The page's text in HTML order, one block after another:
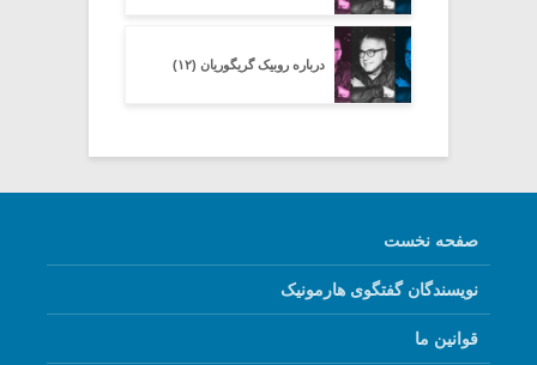
درباره روبیک گریگوریان (۱۲)
صفحه نخست
نویسندگان گفتگوی هارمونیک
قوانین ما